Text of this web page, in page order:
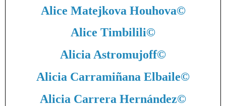
Alice Matejkova Houhova©
Alice Timbilili©
Alicia Astromujoff©
Alicia Carramiñana Elbaile©
Alicia Carrera Hernández©